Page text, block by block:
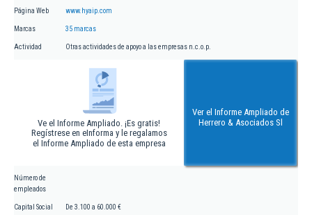
Página Web www.hyaip.com
Marcas 35 marcas
Actividad Otras actividades de apoyo a las empresas n.c.o.p.
Ve el Informe Ampliado. ¡Es gratis!
Regístrese en eInforma y le regalamos
el Informe Ampliado de esta empresa
Ver el Informe Ampliado de
Herrero & Asociados Sl
Número de
empleados
Capital Social De 3.100 a 60.000 €